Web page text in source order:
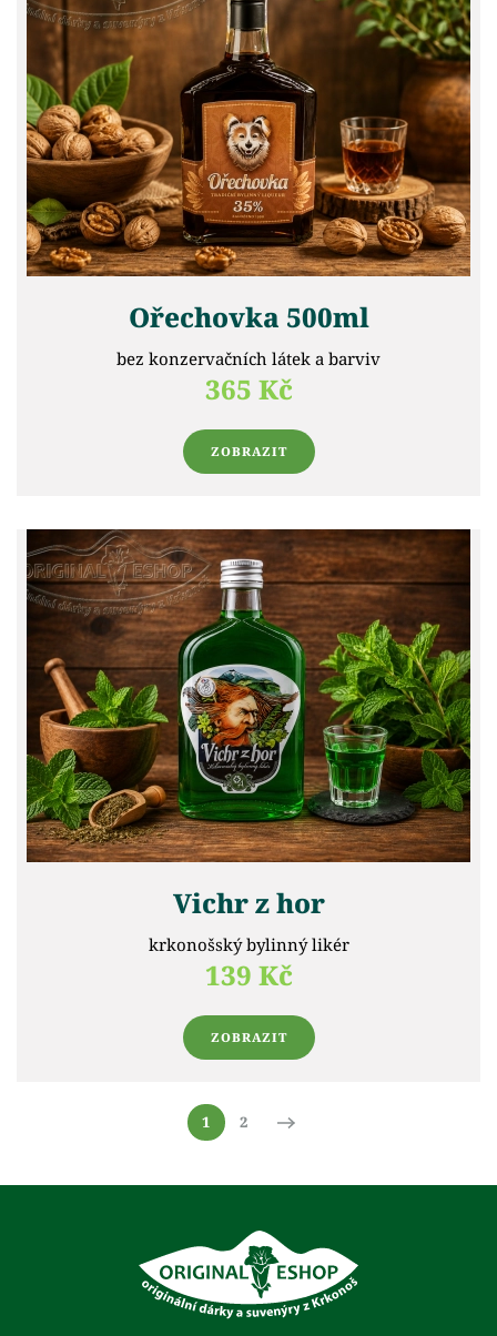
Ořechovka 500ml
bez konzervačních látek a barviv
365 Kč
ZOBRAZIT
Vichr z hor
krkonošský bylinný likér
139 Kč
ZOBRAZIT
1 2